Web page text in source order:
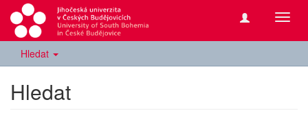
Hledat
Hledat